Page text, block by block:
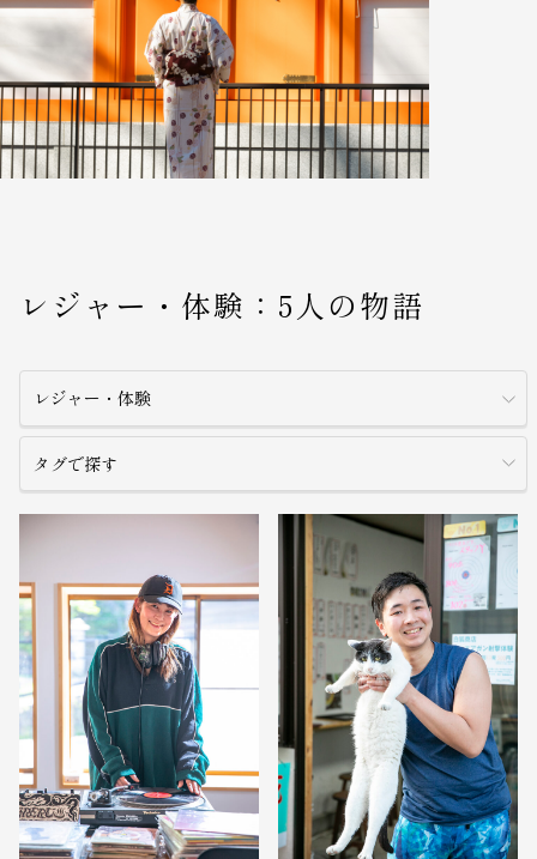
レジャー・体験：5人の物語
レジャー・体験
タグで探す